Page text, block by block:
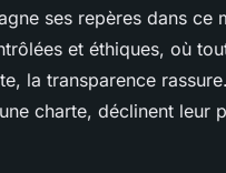
ses repères dans ce
et éthiques, où
la transparence
charte, déclinent leur